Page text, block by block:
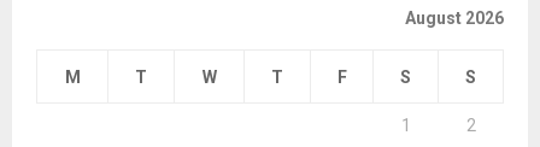
August 2026
M T W T F S S
1 2